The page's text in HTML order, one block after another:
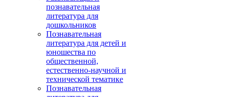
познавательная
литература для
дошкольников
Познавательная
литература для детей и
юношества по
общественной,
естественно-научной и
технической тематике
Познавательная